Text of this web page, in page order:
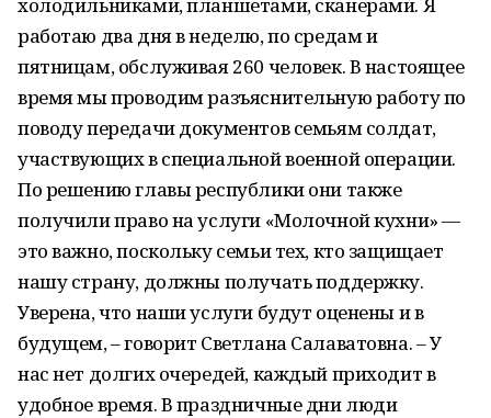
работаю два дня в неделю, по средам и
пятницам, обслуживая 260 человек. В настоящее
время мы проводим разъяснительную работу по
поводу передачи документов семьям солдат,
участвующих в специальной военной операции.
По решению главы республики они также
получили право на услуги «Молочной кухни» —
это важно, поскольку семьи тех, кто защищает
нашу страну, должны получать поддержку.
Уверена, что наши услуги будут оценены и в
будущем, – говорит Светлана Салаватовна. – У
нас нет долгих очередей, каждый приходит в
удобное время. В праздничные дни люди